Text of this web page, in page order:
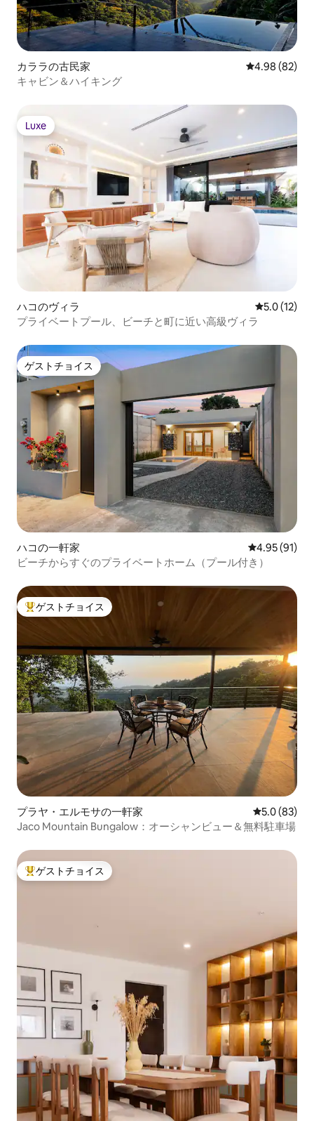
カララの古民家 レビュー82
4.98 (82)
キャビン＆ハイキング
Luxe
Luxe
ハコのヴィラ レビュー12
5.0 (12)
プライベートプール、ビーチと町に近い高級ヴィラ
ゲストチョイス
ゲストチョイス
ハコの一軒家 レビュー91
4.95 (91)
ビーチからすぐのプライベートホーム（プール付き）
大好評のゲストチョイスです。
ゲストチョイス
プラヤ・エルモサの一軒家 レビュー83
5.0 (83)
Jaco Mountain Bungalow：オーシャンビュー＆無料駐車場
大好評のゲストチョイスです。
ゲストチョイス